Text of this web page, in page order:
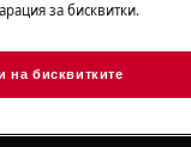
за бисквитки.
на бисквитките